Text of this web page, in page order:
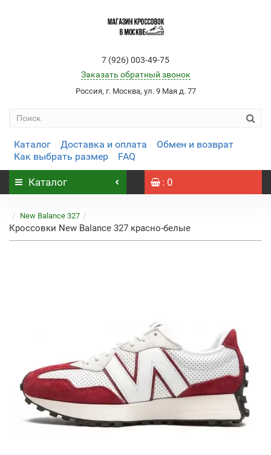
7 (926) 003-49-75
Заказать обратный звонок
Россия, г. Москва, ул. 9 Мая д. 77
Каталог Доставка и оплата
Обмен и возврат
Как выбрать размер
FAQ
Каталог : 0
New Balance 327
Кроссовки New Balance 327 красно-белые